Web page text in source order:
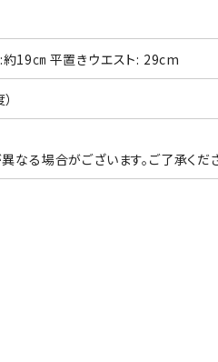
:約19㎝ 平置きウエスト: 29cm
る場合がございます。ご了承くだ